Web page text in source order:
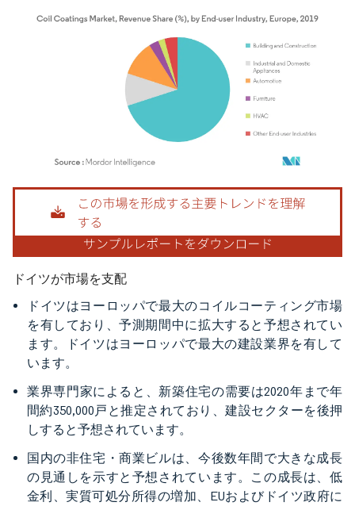
画像 © Mordor Intelligence。再利用にはCC BY 4.0の表示が必要です。
ドイツが市場を支配
ドイツはヨーロッパで最大のコイルコーティング市場
を有しており、予測期間中に拡大すると予想されてい
ます。ドイツはヨーロッパで最大の建設業界を有して
います。
業界専門家によると、新築住宅の需要は2020年まで年
間約350,000戸と推定されており、建設セクターを後押
しすると予想されています。
国内の非住宅・商業ビルは、今後数年間で大きな成長
の見通しを示すと予想されています。この成長は、低
金利、実質可処分所得の増加、EUおよびドイツ政府に